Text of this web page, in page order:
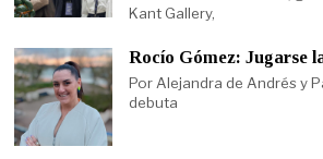
Kant Gallery,
Rocío Gómez: Jugarse
Por Alejandra de Andrés y
debuta